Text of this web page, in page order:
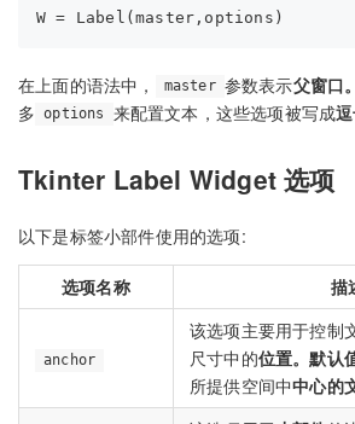
在上面的语法中， master 参数表示父窗口
多 options 来配置文本，这些选项被写成
Tkinter Label Widget 选项
以下是标签小部件使用的选项:
选项名称 描
anchor
该选项主要用于控制
尺寸中的位置。默认
所提供空间中中心的